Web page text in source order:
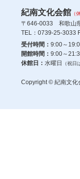
紀南文化会館 （
〒646-0033 和歌山
TEL：0739-25-3033
受付時間： 9:00～
開館時間： 9:00～
休館日： 水曜日 （祝日
Copyright © 紀南文化